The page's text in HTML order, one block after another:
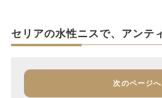
セリアの水性ニスで、アンテ
次のページへ